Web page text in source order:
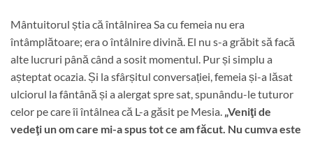
Mântuitorul știa că întâlnirea Sa cu femeia nu era
întâmplătoare; era o întâlnire divină. El nu s-a grăbit să facă
alte lucruri până când a sosit momentul. Pur și simplu a
așteptat ocazia. Și la sfârșitul conversației, femeia și-a lăsat
ulciorul la fântână și a alergat spre sat, spunându-le tuturor
celor pe care îi întâlnea că L-a găsit pe Mesia. „Veniţi de
vedeţi un om care mi-a spus tot ce am făcut. Nu cumva este